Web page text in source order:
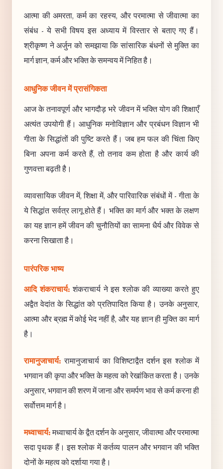
आत्मा की अमरता, कर्म का रहस्य, और परमात्मा से जीवात्मा का
संबंध - ये सभी विषय इस अध्याय में विस्तार से बताए गए हैं।
श्रीकृष्ण ने अर्जुन को समझाया कि सांसारिक बंधनों से मुक्ति का
मार्ग ज्ञान, कर्म और भक्ति के समन्वय में निहित है।
आधुनिक जीवन में प्रासंगिकता
आज के तनावपूर्ण और भागदौड़ भरे जीवन में भक्ति योग की शिक्षाएँ
अत्यंत उपयोगी हैं। आधुनिक मनोविज्ञान और प्रबंधन विज्ञान भी
गीता के सिद्धांतों की पुष्टि करते हैं। जब हम फल की चिंता किए
बिना अपना कर्म करते हैं, तो तनाव कम होता है और कार्य की
गुणवत्ता बढ़ती है।
व्यावसायिक जीवन में, शिक्षा में, और पारिवारिक संबंधों में - गीता के
ये सिद्धांत सर्वत्र लागू होते हैं। भक्ति का मार्ग और भक्त के लक्षण
का यह ज्ञान हमें जीवन की चुनौतियों का सामना धैर्य और विवेक से
करना सिखाता है।
पारंपरिक भाष्य
आदि शंकराचार्य: शंकराचार्य ने इस श्लोक की व्याख्या करते हुए
अद्वैत वेदांत के सिद्धांत को प्रतिपादित किया है। उनके अनुसार,
आत्मा और ब्रह्म में कोई भेद नहीं है, और यह ज्ञान ही मुक्ति का मार्ग
है।
रामानुजाचार्य: रामानुजाचार्य का विशिष्टाद्वैत दर्शन इस श्लोक में
भगवान की कृपा और भक्ति के महत्व को रेखांकित करता है। उनके
अनुसार, भगवान की शरण में जाना और समर्पण भाव से कर्म करना ही
सर्वोत्तम मार्ग है।
मध्वाचार्य:मध्वाचार्य के द्वैत दर्शन के अनुसार, जीवात्मा और परमात्मा
सदा पृथक हैं। इस श्लोक में कर्तव्य पालन और भगवान की भक्ति
दोनों के महत्व को दर्शाया गया है।